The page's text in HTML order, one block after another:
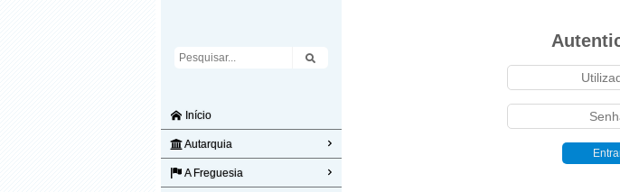
Início
Autarquia
A Freguesia